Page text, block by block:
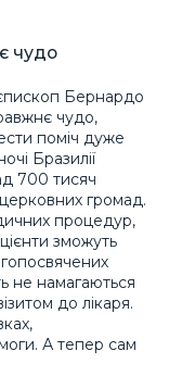
чудо
єпископ Бернардо
чудо,
поміч дуже
Бразилії
700 тисяч
громад.
процедур,
зможуть
не намагаються
до лікаря.
А тепер сам